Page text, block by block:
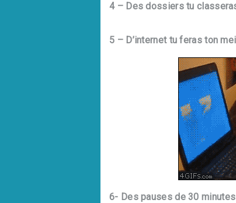
4 – Des dossiers tu
5 – D’internet tu feras ton
6- Des pauses de 30